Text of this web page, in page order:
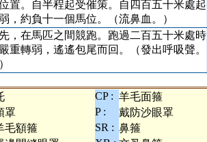
置。自半程起受催策。自四百五十米處起
，約負十一個馬位。（流鼻血。）
，在馬匹之間競跑。跑過二百五十米處時
重轉弱，遙遙包尾而回。（發出呼吸聲。
CP : 羊毛面箍
罩 P :
戴防沙眼罩
毛額箍 SR : 鼻箍